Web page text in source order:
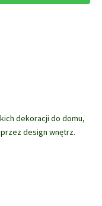
dekoracji do domu,
design wnętrz.